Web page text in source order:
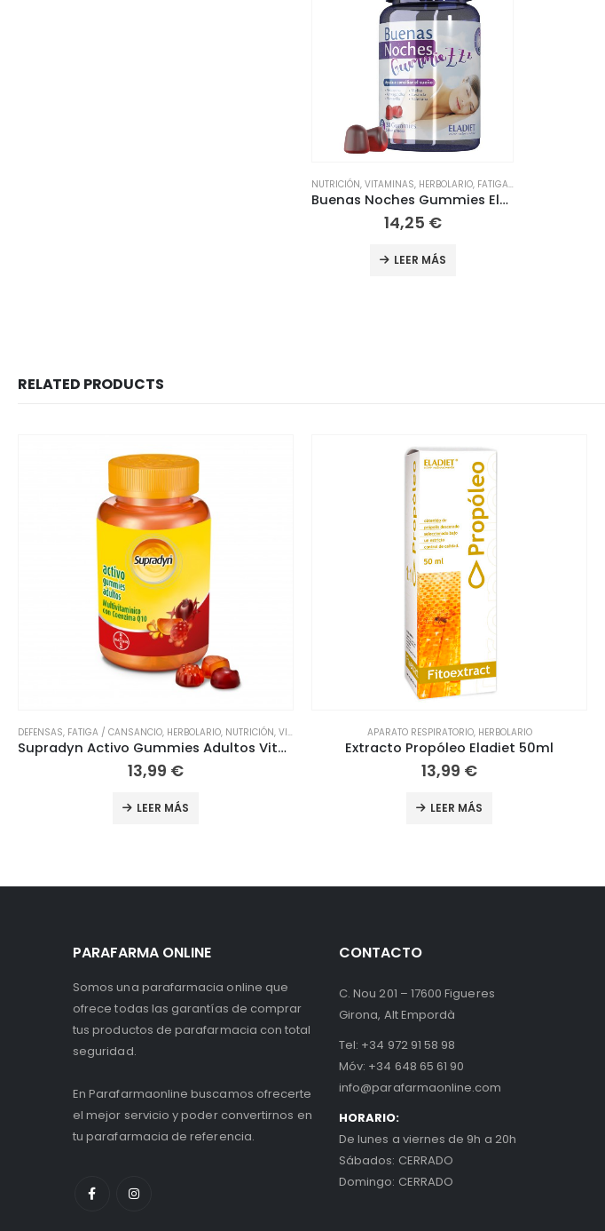
NUTRICIÓN, VITAMINAS, HERBOLARIO, FATIGA / CANSANCIO
Buenas Noches Gummies Eladiet 30 gummies
14,25 €
LEER MÁS
RELATED PRODUCTS
APARATO RESPIRATORIO,HERBOLARIO
Extracto Propóleo Eladiet 50ml
13,99 €
LEER MÁS
FATIGA / CANSANCIO,HERBOLARIO,NUTRICIÓN
Multicentrum Hombre 30 comprimidos
16,15 €
LEER MÁS
PARAFARMA ONLINE
Somos una parafarmacia online que
ofrece todas las garantías de comprar
tus productos de parafarmacia con total
seguridad.
En Parafarmaonline buscamos ofrecerte
el mejor servicio y poder convertirnos en
tu parafarmacia de referencia.
CONTACTO
C. Nou 201 – 17600 Figueres
Girona, Alt Empordà
Tel: +34 972 91 58 98
Móv: +34 648 65 61 90
info@parafarmaonline.com
HORARIO:
De lunes a viernes de 9h a 20h
Sábados: CERRADO
Domingo: CERRADO